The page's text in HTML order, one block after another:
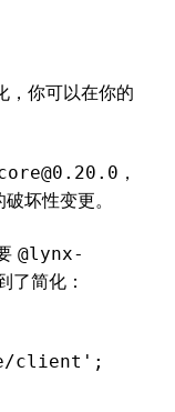
，你可以在你的
，
坏性变更。
@lynx-
了简化：
client' ;